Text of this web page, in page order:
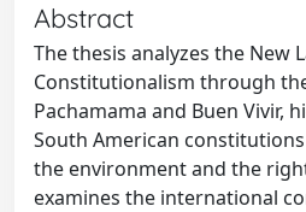
Abstract
The thesis analyzes the New
Constitutionalism through
Pachamama and Buen Vivir,
South American
the environment and the
examines the international